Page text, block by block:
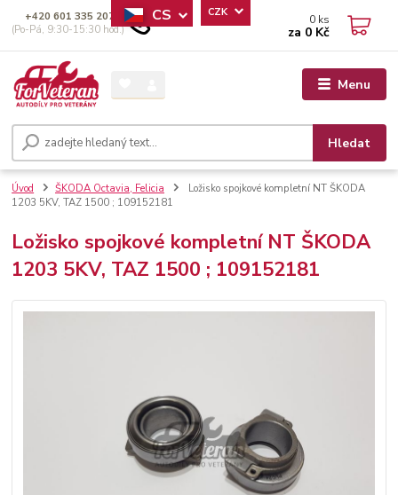
Menu
CS CZK
Hledat
+420 601 335 207
(Po-Pá, 9:30-15:30 hod.)
0 ks
za 0 Kč
Úvod ŠKODA Octavia, Felicia
Ložisko spojkové kompletní NT ŠKODA
1203 5KV, TAZ 1500 ; 109152181
Ložisko spojkové kompletní NT ŠKODA
1203 5KV, TAZ 1500 ; 109152181